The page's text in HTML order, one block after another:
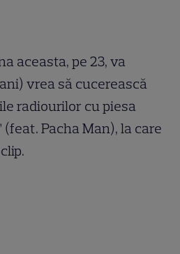
aceasta, pe 23, va
vrea să cucerească
radiourilor cu piesa
Pacha Man), la care